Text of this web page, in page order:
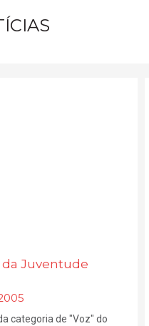
da Juventude
categoria de "Voz" do